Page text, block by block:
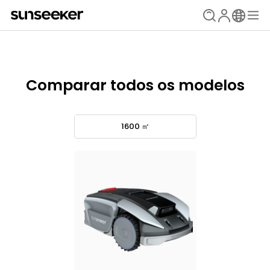
Comparar todos os modelos
1600 ㎡